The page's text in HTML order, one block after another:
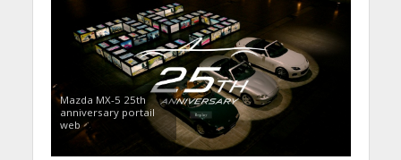
Mazda MX-5 25th
anniversary portail
web